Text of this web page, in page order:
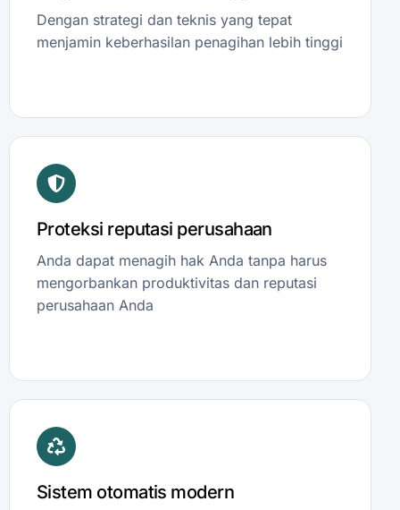
Dengan strategi dan teknis yang tepat
menjamin keberhasilan penagihan lebih tinggi
Proteksi reputasi perusahaan
Anda dapat menagih hak Anda tanpa harus
mengorbankan produktivitas dan reputasi
perusahaan Anda
Sistem otomatis modern